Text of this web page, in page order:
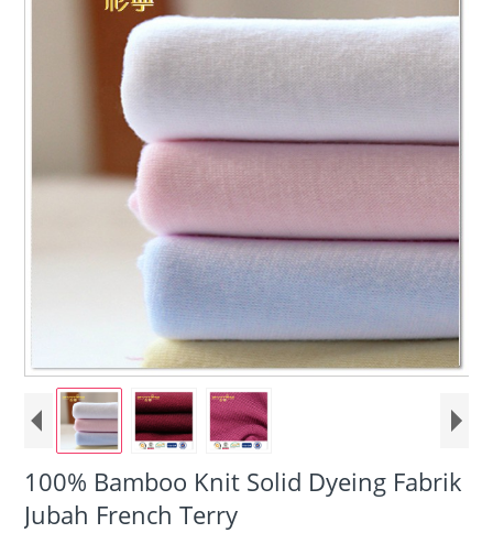
100% Bamboo Knit Solid Dyeing Fabrik
Jubah French Terry